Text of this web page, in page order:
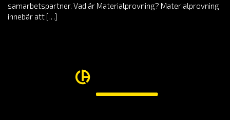
samarbetspartner. Vad är Materialprovning? Materialprovning
innebär att […]